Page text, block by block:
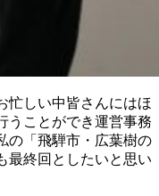
忙しい中皆さんにはほ
うことができ運営事務
の「飛騨市・広葉樹の
最終回としたいと思い